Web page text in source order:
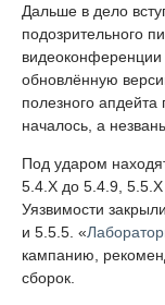
Дальше в дело
подозрительного
видеоконференции
обновлённую
полезного
началось, а
Под ударом
5.4.X до 5.4.9,
Уязвимости
и 5.5.5. «
кампанию,
сборок.